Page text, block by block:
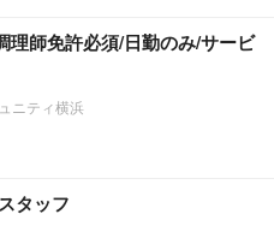
理師免許必須/日勤のみ/サービ
ニティ横浜
タッフ